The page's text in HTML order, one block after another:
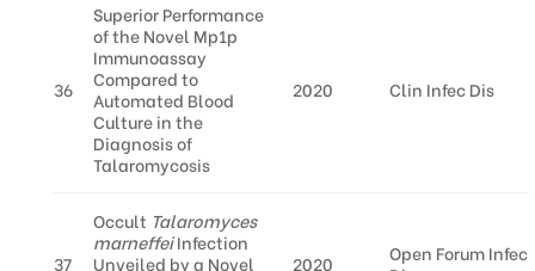
36
Superior Performance
of the Novel Mp1p
Immunoassay
Compared to
Automated Blood
Culture in the
Diagnosis of
Talaromycosis
2020 Clin Infec Dis
37
Occult Talaromyces
marneffeiInfection
Unveiled by a Novel
2020
Open Forum Infec